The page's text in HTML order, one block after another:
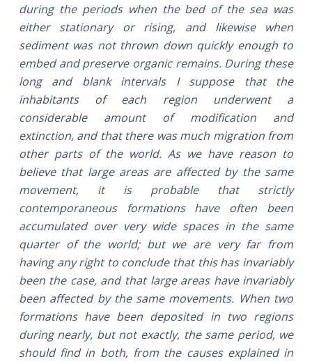
during the periods when the bed of the sea was
either stationary or rising, and likewise when
sediment was not thrown down quickly enough to
embed and preserve organic remains. During these
long and blank intervals I suppose that the
inhabitants of each region underwent a
considerable amount of modification and
extinction, and that there was much migration from
other parts of the world. As we have reason to
believe that large areas are affected by the same
movement, it is probable that strictly
contemporaneous formations have often been
accumulated over very wide spaces in the same
quarter of the world; but we are very far from
having any right to conclude that this has invariably
been the case, and that large areas have invariably
been affected by the same movements. When two
formations have been deposited in two regions
during nearly, but not exactly, the same period, we
should find in both, from the causes explained in